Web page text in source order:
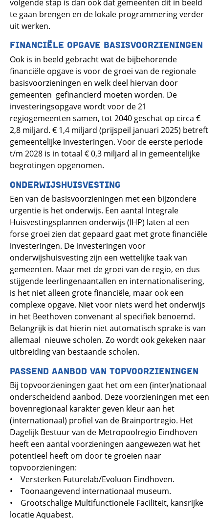
volgende stap is dan ook dat gemeenten dit in beeld
te gaan brengen en de lokale programmering verder
uit werken.
FINANCIËLE OPGAVE BASISVOORZIENINGEN
Ook is in beeld gebracht wat de bijbehorende
financiële opgave is voor de groei van de regionale
basisvoorzieningen en welk deel hiervan door
gemeenten gefinancierd moeten worden. De
investeringsopgave wordt voor de 21
regiogemeenten samen, tot 2040 geschat op circa €
2,8 miljard. € 1,4 miljard (prijspeil januari 2025) betreft
gemeentelijke investeringen. Voor de eerste periode
t/m 2028 is in totaal € 0,3 miljard al in gemeentelijke
begrotingen opgenomen.
ONDERWIJSHUISVESTING
Een van de basisvoorzieningen met een bijzondere
urgentie is het onderwijs. Een aantal Integrale
Huisvestingsplannen onderwijs (IHP) laten al een
forse groei zien dat gepaard gaat met grote financiële
investeringen. De investeringen voor
onderwijshuisvesting zijn een wettelijke taak van
gemeenten. Maar met de groei van de regio, en dus
stijgende leerlingenaantallen en internationalisering,
is het niet alleen grote financiële, maar ook een
complexe opgave. Niet voor niets werd het onderwijs
in het Beethoven convenant al specifiek benoemd.
Belangrijk is dat hierin niet automatisch sprake is van
allemaal nieuwe scholen. Zo wordt ook gekeken naar
uitbreiding van bestaande scholen.
PASSEND AANBOD VAN TOPVOORZIENINGEN
Bij topvoorzieningen gaat het om een (inter)nationaal
onderscheidend aanbod. Deze voorzieningen met een
bovenregionaal karakter geven kleur aan het
(internationaal) profiel van de Brainportregio. Het
Dagelijk Bestuur van de Metropoolregio Eindhoven
heeft een aantal voorzieningen aangewezen wat het
potentieel heeft om door te groeien naar
topvoorzieningen:
• Versterken Futurelab/Evoluon Eindhoven.
• Toonaangevend internationaal museum.
• Grootschalige Multifunctionele Faciliteit, kansrijke
locatie Aquabest.